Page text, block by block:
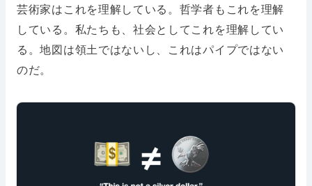
芸術家はこれを理解している。哲学者もこれを理解
している。私たちも、社会としてこれを理解してい
る。地図は領土ではないし、これはパイプではない
のだ。